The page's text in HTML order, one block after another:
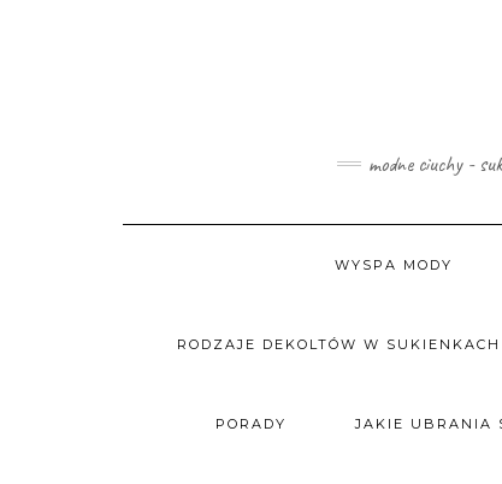
modne ciuchy -
WYSPA MODY
RODZAJE DEKOLTÓW W SUKIENKACH
PORADY JAKIE UBRANIA